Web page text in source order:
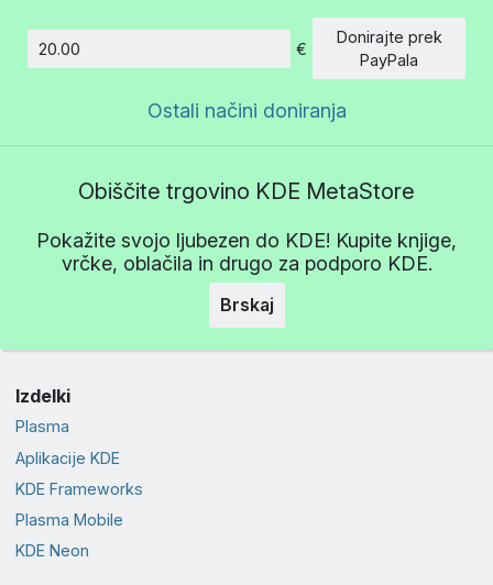
Znesek
€
Donirajte prek
PayPala
Ostali načini doniranja
Obiščite trgovino KDE MetaStore
Pokažite svojo ljubezen do KDE! Kupite knjige,
vrčke, oblačila in drugo za podporo KDE.
Brskaj
Izdelki
Plasma
Aplikacije KDE
KDE Frameworks
Plasma Mobile
KDE Neon